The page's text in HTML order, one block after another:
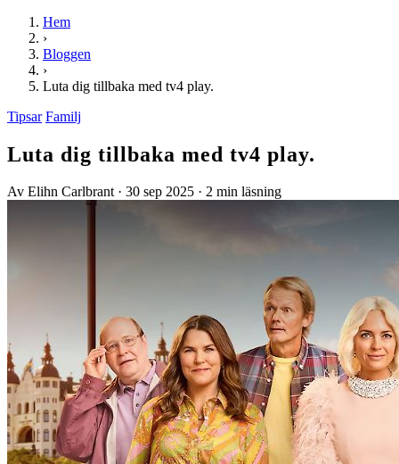
Hem
›
Bloggen
›
Luta dig tillbaka med tv4 play.
Tipsar Familj
Luta dig tillbaka med tv4 play.
Av Elihn Carlbrant · 30 sep 2025 · 2 min läsning